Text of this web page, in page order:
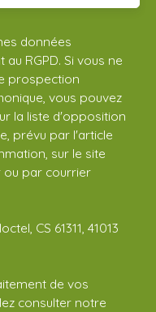
données
RGPD. Si vous ne
prospection
vous pouvez
la liste d'opposition
prévu par l'article
sur le site
ou par courrier
CS 61311, 41013
de vos
consulter notre